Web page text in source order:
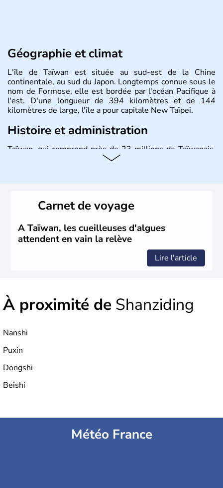
Géographie et climat
L'île de Taïwan est située au sud-est de la Chine
continentale, au sud du Japon. Longtemps connue sous le
nom de Formose, elle est bordée par l'océan Pacifique à
l'est. D'une longueur de 394 kilomètres et de 144
kilomètres de large, l'île a pour capitale New Taïpei.
Histoire et administration
Taïwan, qui comprend près de 23 millions de Taïwanais,
joue un rôle important dans l'économie mondiale en
Carnet de voyage
A Taïwan, les cueilleuses d'algues
attendent en vain la relève
Lire l'article
À proximité de Shanziding
Nanshi
Puxin
Dongshi
Beishi
Météo France